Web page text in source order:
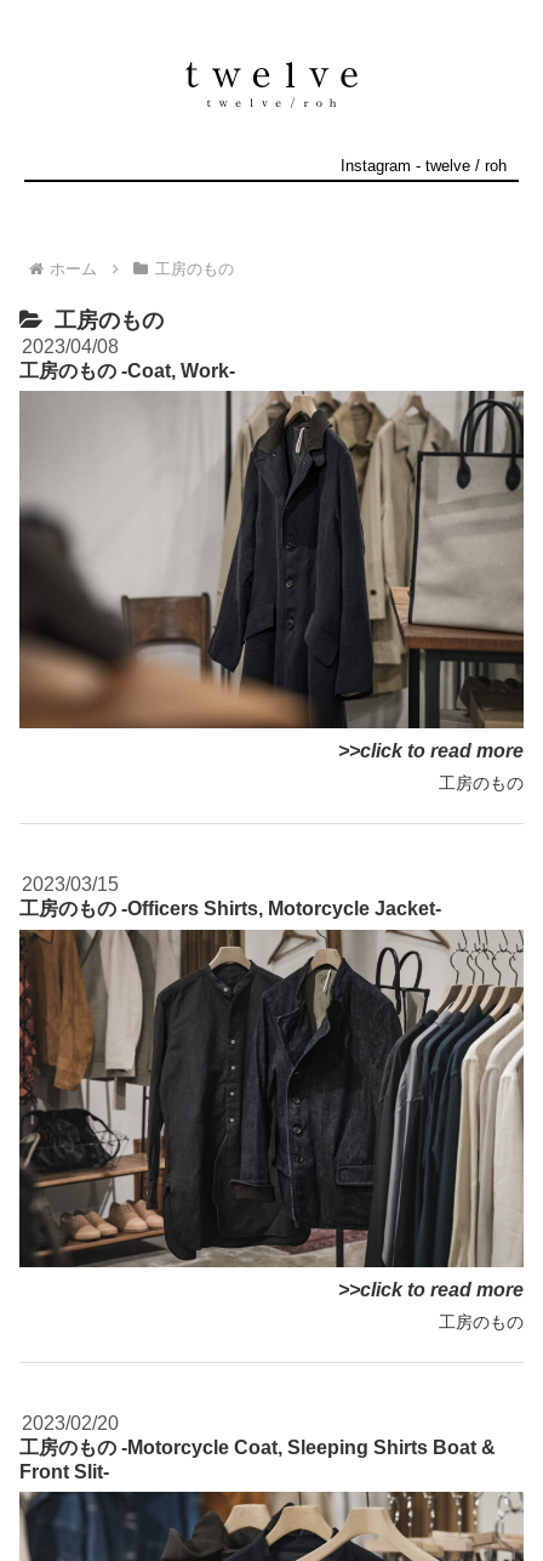
Instagram - twelve / roh
ホーム 工房のもの
工房のもの
2023/04/08
工房のもの -Coat, Work-
>>click to read more
工房のもの
2023/03/15
工房のもの -Officers Shirts, Motorcycle Jacket-
>>click to read more
工房のもの
2023/02/20
工房のもの -Motorcycle Coat, Sleeping Shirts Boat &
Front Slit-